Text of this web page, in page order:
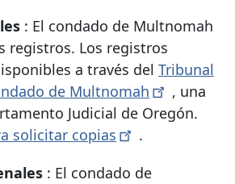
: El condado de Multnomah
registros. Los registros
a través del Tribunal
de Multnomah
, una
Judicial de Oregón.
solicitar copias
.
: El condado de